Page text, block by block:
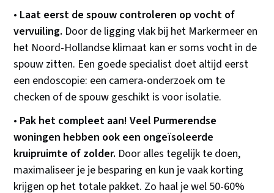
• Laat eerst de spouw controleren op vocht of
vervuiling. Door de ligging vlak bij het Markermeer en
het Noord-Hollandse klimaat kan er soms vocht in de
spouw zitten. Een goede specialist doet altijd eerst
een endoscopie: een camera-onderzoek om te
checken of de spouw geschikt is voor isolatie.
• Pak het compleet aan! Veel Purmerendse
woningen hebben ook een ongeïsoleerde
kruipruimte of zolder. Door alles tegelijk te doen,
maximaliseer je je besparing en kun je vaak korting
krijgen op het totale pakket. Zo haal je wel 50-60%